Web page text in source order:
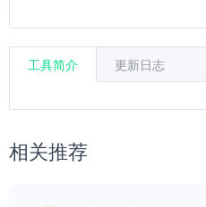
工具简介 更新日志
相关推荐